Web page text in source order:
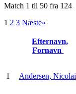
Match 1 til 50 fra 124
1 2 3 Næste»
Efternavn,
Fornavn
1 Andersen, Nicolai